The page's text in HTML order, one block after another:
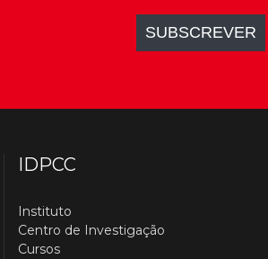
IDPCC
Instituto
Centro de Investigação
Cursos